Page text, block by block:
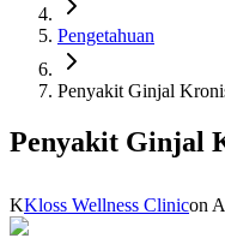
Pengetahuan
Penyakit Ginjal
Penyakit Ginjal
KKloss Wellness Clinicon